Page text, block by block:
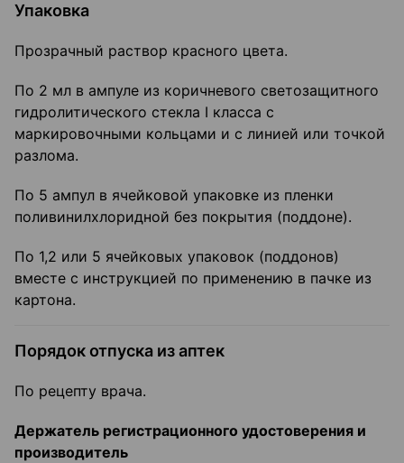
Упаковка
Прозрачный раствор красного цвета.
По 2 мл в ампуле из коричневого светозащитного
гидролитического стекла I класса с
маркировочными кольцами и с линией или точкой
разлома.
По 5 ампул в ячейковой упаковке из пленки
поливинилхлоридной без покрытия (поддоне).
По 1,2 или 5 ячейковых упаковок (поддонов)
вместе с инструкцией по применению в пачке из
картона.
Порядок отпуска из аптек
По рецепту врача.
Держатель регистрационного удостоверения и
производитель